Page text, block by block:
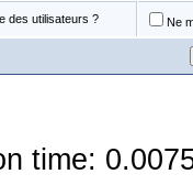
des utilisateurs ? Ne
time: